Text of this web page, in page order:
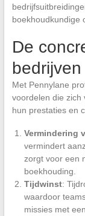
boekhoudkundige
De
bedrijven
Met Pennylane
voordelen die zich
hun prestaties en
Vermindering
vermindert
zorgt voor een
boekhouding.
Tijdwinst:
waardoor
missies met